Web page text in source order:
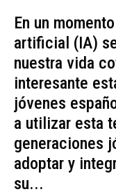
En un
artificial (IA)
nuestra vida
interesante
jóvenes
a utilizar esta
generaciones
adoptar y
su...